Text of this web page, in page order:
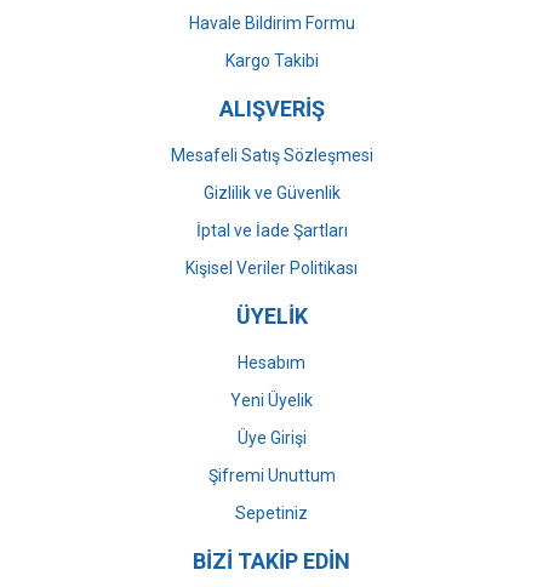
Havale Bildirim Formu
Kargo Takibi
ALIŞVERİŞ
Mesafeli Satış Sözleşmesi
Gizlilik ve Güvenlik
İptal ve İade Şartları
Kişisel Veriler Politikası
ÜYELİK
Hesabım
Yeni Üyelik
Üye Girişi
Şifremi Unuttum
Sepetiniz
BİZİ TAKİP EDİN